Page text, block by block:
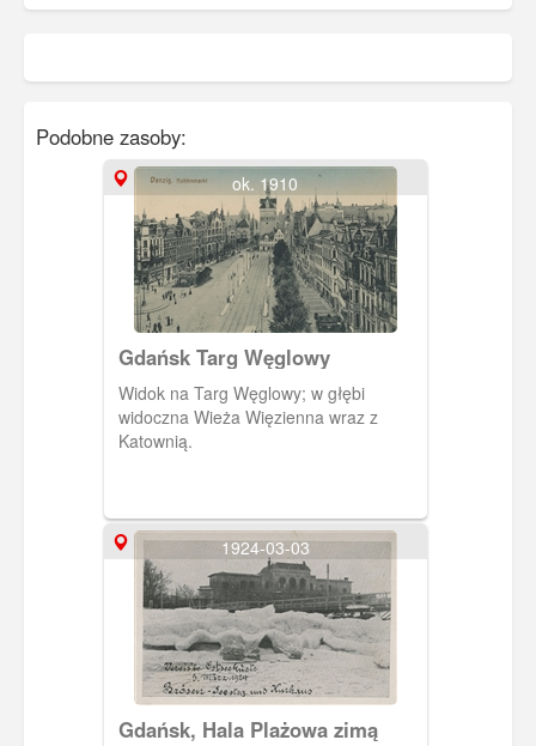
Podobne zasoby:
ok. 1910
Gdańsk Targ Węglowy
Widok na Targ Węglowy; w głębi
widoczna Wieża Więzienna wraz z
Katownią.
1924-03-03
Gdańsk, Hala Plażowa zimą